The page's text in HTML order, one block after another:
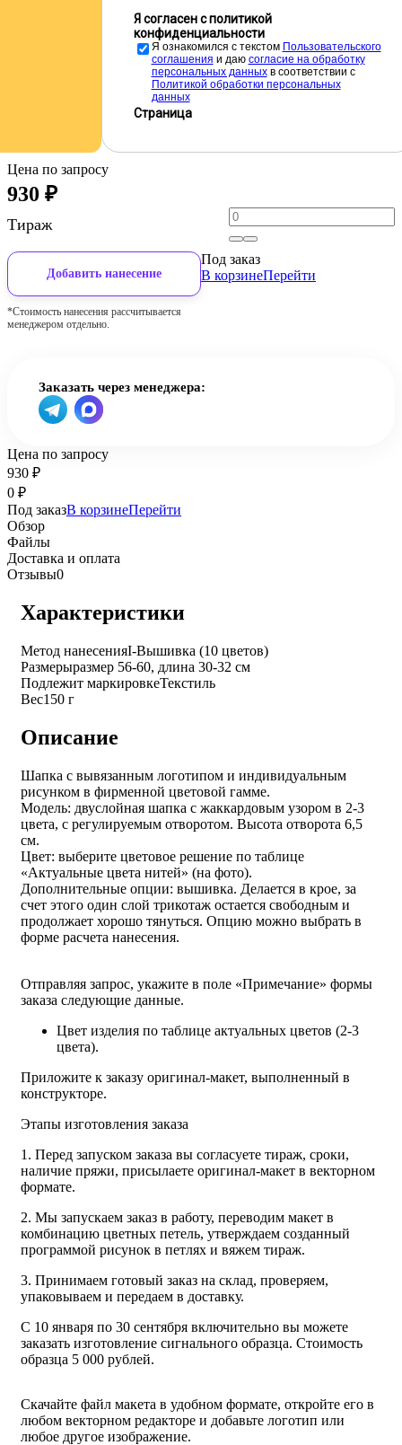
Я согласен с политикой
конфиденциальности
Я ознакомился с текстом Пользовательского
соглашения и даю cогласие на обработку
персональных данныхв соответствии с
Политикой обработки персональных
данных
Страница
Цена по запросу
930 ₽
Тираж
Добавить нанесение
*Стоимость нанесения рассчитывается
менеджером отдельно.
Под заказ
В корзинеПерейти
Заказать через менеджера:
Цена по запросу
930 ₽
0 ₽
Под заказВ корзинеПерейти
Обзор
Файлы
Доставка и оплата
Отзывы0
Характеристики
Метод нанесенияI-Вышивка (10 цветов)
Размерыразмер 56-60, длина 30-32 см
Подлежит маркировкеТекстиль
Вес150 г
Описание
Шапка с вывязанным логотипом и индивидуальным
рисунком в фирменной цветовой гамме.
Модель: двуслойная шапка с жаккардовым узором в 2-3
цвета, с регулируемым отворотом. Высота отворота 6,5
см.
Цвет: выберите цветовое решение по таблице
«Актуальные цвета нитей» (на фото).
Дополнительные опции: вышивка. Делается в крое, за
счет этого один слой трикотаж остается свободным и
продолжает хорошо тянуться. Опцию можно выбрать в
форме расчета нанесения.
Отправляя запрос, укажите в поле «Примечание» формы
заказа следующие данные.
Цвет изделия по таблице актуальных цветов (2-3
цвета).
Приложите к заказу оригинал-макет, выполненный в
конструкторе.
Этапы изготовления заказа
1. Перед запуском заказа вы согласуете тираж, сроки,
наличие пряжи, присылаете оригинал-макет в векторном
формате.
2. Мы запускаем заказ в работу, переводим макет в
комбинацию цветных петель, утверждаем созданный
программой рисунок в петлях и вяжем тираж.
3. Принимаем готовый заказ на склад, проверяем,
упаковываем и передаем в доставку.
С 10 января по 30 сентября включительно вы можете
заказать изготовление сигнального образца. Стоимость
образца 5 000 рублей.
Скачайте файл макета в удобном формате, откройте его в
любом векторном редакторе и добавьте логотип или
любое другое изображение.